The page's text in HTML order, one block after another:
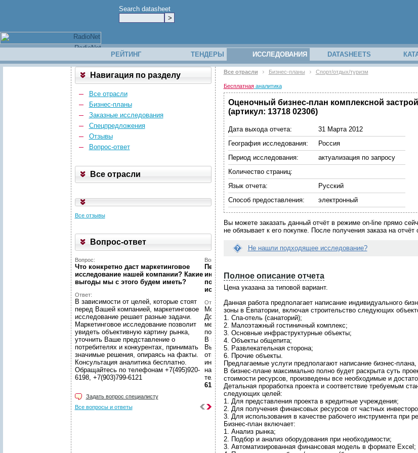
Search datasheet
РЕЙТИНГ ТЕНДЕРЫ ИССЛЕДОВАНИЯ DATASHEETS
Навигация по разделу
Все отрасли
Бизнес-планы
Заказные исследования
Спецпредложения
Отзывы
Вопрос-ответ
Все отрасли
Все отзывы
Вопрос-ответ
Вопрос:
Что конкретно даст маркетинговое
исследование нашей компании? Какие
выгоды мы c этого будем иметь?
Ответ:
В зависимости от целей, которые стоят
перед Вашей компанией, маркетинговое
исследование решает разные задачи.
Маркетинговое исследование позволит
увидеть объективную картину рынка,
уточнить Ваше представление о
потребителях и конкурентах, принимать
значимые решения, опираясь на факты.
Консультация аналитика бесплатно.
Обращайтесь по телефонам +7(495)920-
6198, +7(903)799-6121
Вопрос:
Первый раз делаю заказ через
интернет... Можно встретиться и
познакомиться лично с исполнителем
исследования?
Ответ:
Можно! Мы всегда за живое общение.
Договоритесь о встрече с персональным
менеджером после того как Вам
подготовят коммерческое предложение.
В нашем уютном офисе за чашкой кофе
Вы сможете побеседовать с
ответственным аналитиком и задать все
интересующие Вас вопросы. Наш офис
находится в Москве. Звоните по
телефонам+7(495)920-6198, +7(903)799-
6121
Менеджер связывается по
рабочие дни с 9 до 18 по
1-2 часов. Если с Вами не
проверьте почту, Вы
самостоятельно и
Вас вопросы. Или
телефону+7(495)920-
6121
Задать вопрос специалисту
Все вопросы и ответы
Все отрасли Бизнес-планы Спорт/отдых/туризм
Бесплатнаяаналитика
Оценочный бизнес-план комплексной
(артикул: 13718 02306)
Дата выхода отчета:
31 Марта 2012
География исследования:
Россия
Период исследования:
актуализация по запросу
Количество страниц:
Язык отчета:
Русский
Способ предоставления:
электронный
Вы можете заказать данный отчёт в режиме on-line прямо
не обязывает к его покупке. После получения заказа на
Не нашли подходящее исследование?
л
и
а
н
н
ы
й
о
т
ч
ё
т
В
а
м
н
е
п
о
д
х
о
Полное описание отчета
Цена указана за типовой вариант.
Данная работа предполагает написание индивидуального
зоны в Евпатории, включая строительство следующих
1. Спа-отель (санаторий);
2. Малоэтажный гостиничный комплекс;
3. Основные инфраструктурные объекты;
4. Объекты общепита;
5. Развлекательная сторона;
6. Прочие объекты.
Предлагаемые услуги предполагают написание бизнес-
В бизнес-плане максимально полно будет раскрыта суть
стоимости ресурсов, произведены все необходимые и
Детальная проработка проекта и соответствие требуемым
следующих целей:
1. Для представления проекта в кредитные учреждения;
2. Для получения финансовых ресурсов от частных
3. Для использования в качестве рабочего инструмента при
Бизнес-план включает:
1. Анализ рынка;
2. Подбор и анализ оборудования при необходимости;
3. Автоматизированная финансовая модель в формате Excel;